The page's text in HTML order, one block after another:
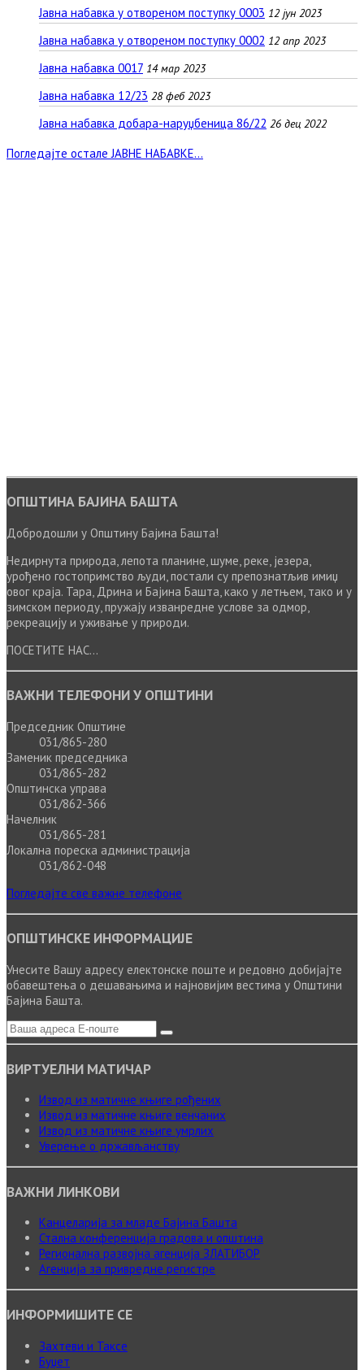
Јавна набавка у отвореном поступку 0003 12 јун 2023
Јавна набавка у отвореном поступку 0002 12 апр 2023
Јавна набавка 0017 14 мар 2023
Јавна набавка 12/23 28 феб 2023
Јавна набавка добара-наруџбеница 86/22 26 дец 2022
Погледајте остале ЈАВНЕ НАБАВКЕ...
ОПШТИНА БАЈИНА БАШТА
Добродошли у Општину Бајина Башта!
Недирнута природа, лепота планине, шуме, реке, језера,
урођено гостопримство људи, постали су препознатљив имиџ
овог краја. Тара, Дрина и Бајина Башта, како у летњем, тако и у
зимском периоду, пружају изванредне услове за одмор,
рекреацију и уживање у природи.
ПОСЕТИТЕ НАС...
ВАЖНИ ТЕЛЕФОНИ У ОПШТИНИ
Председник Општине
031/865-280
Заменик председника
031/865-282
Општинска управа
031/862-366
Начелник
031/865-281
Локална пореска администрација
031/862-048
Погледајте све важне телефоне
ОПШТИНСКЕ ИНФОРМАЦИЈЕ
Унесите Вашу адресу електонске поште и редовно добијајте
обавештења о дешавањима и најновијим вестима у Општини
Бајина Башта.
ВИРТУЕЛНИ МАТИЧАР
Извод из матичне књиге рођених
Извод из матичне књиге венчаних
Извод из матичне књиге умрлих
Уверење о држављанству
ВАЖНИ ЛИНКОВИ
Канцеларија за младе Бајина Башта
Стална конференција градова и општина
Регионална развојна агенција ЗЛАТИБОР
Агенција за привредне регистре
ИНФОРМИШИТЕ СЕ
Захтеви и Таксе
Буџет